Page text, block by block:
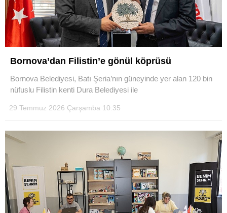
Bornova’dan Filistin’e gönül köprüsü
Bornova Belediyesi, Batı Şeria’nın güneyinde yer alan 120 bin
nüfuslu Filistin kenti Dura Belediyesi ile
29 Temmuz 2026 Çarşamba 10:35